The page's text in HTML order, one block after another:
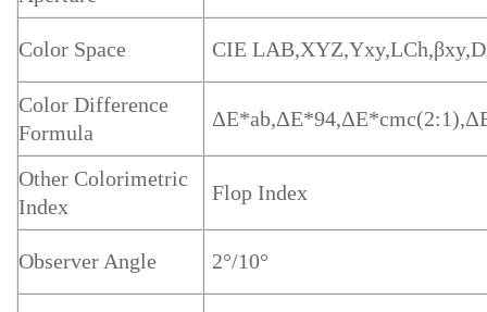
Color Space CIE
Color Difference
Formula
Other Colorimetric
Index
Flop Index
Observer Angle 2°/10°